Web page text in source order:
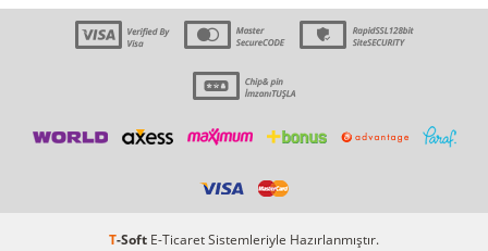
T-Soft E-TicaretSistemleriyle Hazırlanmıştır.